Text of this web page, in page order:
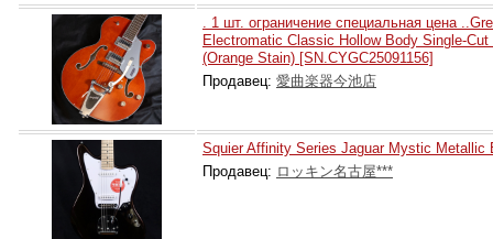
. 1 шт. ограничение специальная цена
Electromatic Classic Hollow Body Single-
(Orange Stain) [SN.CYGC25091156]
Продавец: 愛曲楽器今池店
Squier Affinity Series Jaguar Mystic Metallic
Продавец: ロッキン名古屋***